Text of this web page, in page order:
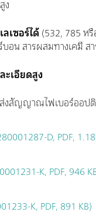
ง
เซอร์ได้(532, 785 หรื
อน สารผสมทางเคมี
ะเอียดสูง
งสัญญาณไฟเบอร์ออป
D, PDF,
K, PDF, 946
K, PDF, 891 KB)